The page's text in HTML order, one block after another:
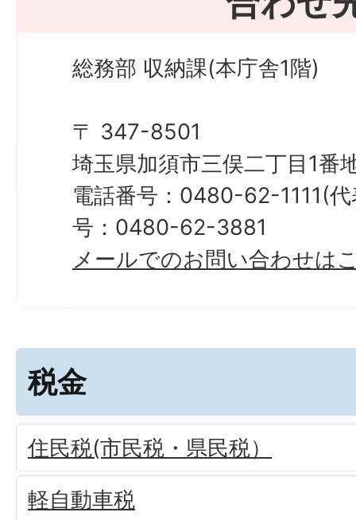
総務部 収納課(本庁舎1階)
〒 347-8501
埼玉県加須市三俣二丁目1番
電話番号：0480-62-1111(
号：0480-62-3881
メールでのお問い合わせは
税金
住民税(市民税・県民税）
軽自動車税